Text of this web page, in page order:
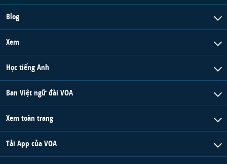
Blog
Xem
Học tiếng Anh
Ban Việt ngữ đài VOA
Xem toàn trang
Tải App của VOA